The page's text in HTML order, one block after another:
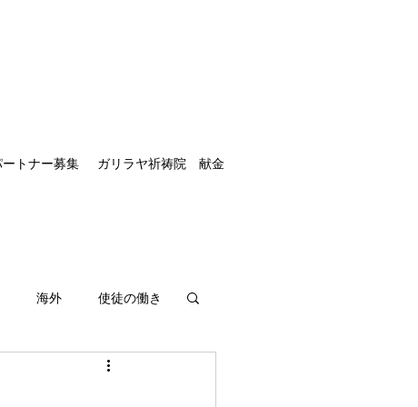
トナー募集 ガリラヤ祈祷院 献金
海外 使徒の働き